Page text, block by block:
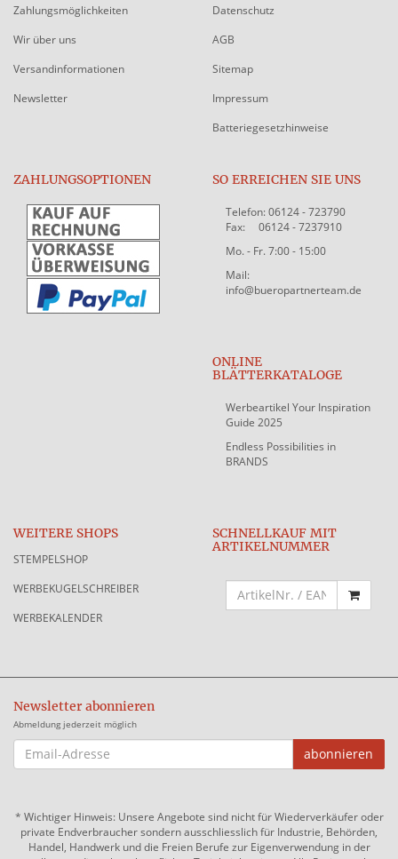
Zahlungsmöglichkeiten
Wir über uns
Versandinformationen
Newsletter
Datenschutz
AGB
Sitemap
Impressum
Batteriegesetzhinweise
ZAHLUNGSOPTIONEN SO ERREICHEN SIE UNS
Telefon: 06124 - 723790
Fax: 06124 - 7237910
Mo. - Fr. 7:00 - 15:00
Mail:
info@bueropartnerteam.de
ONLINE
BLÄTTERKATALOGE
Werbeartikel Your Inspiration
Guide 2025
Endless Possibilities in
BRANDS
WEITERE SHOPS
STEMPELSHOP
WERBEKUGELSCHREIBER
WERBEKALENDER
SCHNELLKAUF MIT
ARTIKELNUMMER
Newsletter abonnieren
Abmeldung jederzeit möglich
EMAIL-
ADRESSE
abonnieren
* Wichtiger Hinweis: Unsere Angebote sind nicht für Wiederverkäufer oder
private Endverbraucher sondern ausschliesslich für Industrie, Behörden,
Handel, Handwerk und die Freien Berufe zur Eigenverwendung in der